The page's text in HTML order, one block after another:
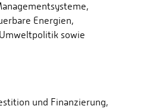
Energien,
sowie
und Finanzierung,